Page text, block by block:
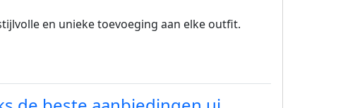
en unieke toevoeging aan elke outfit.